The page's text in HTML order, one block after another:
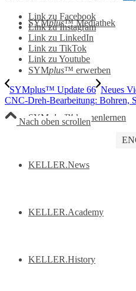
SYMplus™ Mediathek
SYMplus™ erwerben
SYM plus ™ kennenlernen
KELLER.News
KELLER.Academy
KELLER.History
Link zu Facebook
Link zu Instagram
Link zu LinkedIn
Link zu TikTok
Link zu Youtube
SYMplus™ Update 66 Neues
CNC-Dreh-Bearbeitung: Bohren,
Nach oben scrollen